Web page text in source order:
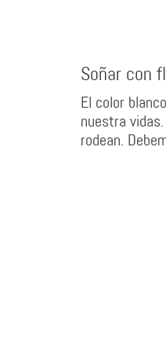
Soñar con
El color
nuestra
rodean.